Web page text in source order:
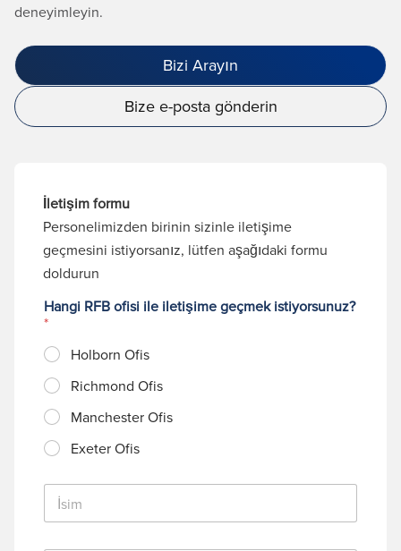
deneyimleyin.
Bizi Arayın
Bize e-posta gönderin
İletişim formu
Personelimizden birinin sizinle iletişime
geçmesini istiyorsanız, lütfen aşağıdaki formu
doldurun
Hangi RFB ofisi ile iletişime geçmek istiyorsunuz?
*
Holborn Ofis
Richmond Ofis
Manchester Ofis
Exeter Ofis
İ
i